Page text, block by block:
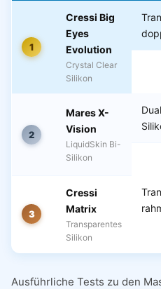
1
Cressi Big
Eyes
Evolution
Crystal Clear
Silikon
2
Mares X-
Vision
LiquidSkin Bi-
Silikon
3
Cressi
Matrix
Transparentes
Silikon
Ausführliche Tests zu den